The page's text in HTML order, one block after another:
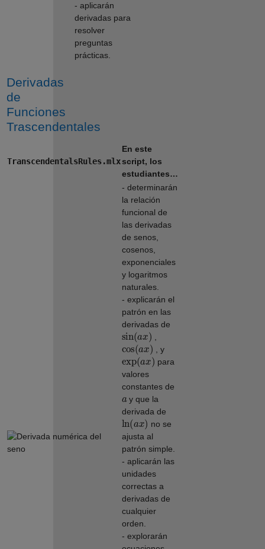
- aplicarán
derivadas para
resolver
preguntas
prácticas.
Derivadas
de
Funciones
Trascendentales
TranscendentalsRules.mlx
En este
script, los
estudiantes…
- determinarán
la relación
funcional de
las derivadas
de senos,
cosenos,
exponenciales
y logaritmos
naturales.
- explicarán el
patrón en las
derivadas de
sin (ax)
cos(ax ) , y
exp(ax) para
valores
constantes de
ay que la
derivada de
ln( ax) no se
ajusta al
patrón simple.
- aplicarán las
unidades
correctas a
derivadas de
cualquier
orden.
- explorarán